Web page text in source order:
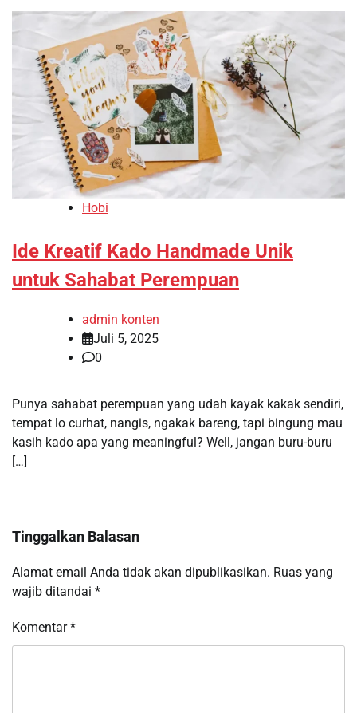
Hobi
Ide Kreatif Kado Handmade Unik
untuk Sahabat Perempuan
admin konten
Juli 5, 2025
0
Punya sahabat perempuan yang udah kayak kakak sendiri,
tempat lo curhat, nangis, ngakak bareng, tapi bingung mau
kasih kado apa yang meaningful? Well, jangan buru-buru
[…]
Tinggalkan Balasan
Alamat email Anda tidak akan dipublikasikan. Ruas yang
wajib ditandai *
Komentar*